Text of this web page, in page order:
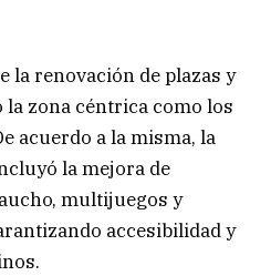
la renovación de plazas y
zona céntrica como los
acuerdo a la misma, la
la mejora de
multijuegos y
accesibilidad y